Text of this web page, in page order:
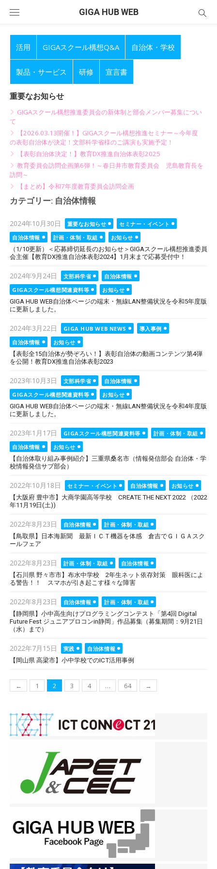
GIGA HUB WEB
活用 GIGAスクール構想Q&A 自治体・学校
製品・サービス 研修 宣言書
重要なお知らせ
GIGAスクール構想推進委員会の新体制と部会メンバー募集につい
て
【2026.03.13開催！】GIGAスクール構想推進セミナー～今年度
の表彰自治体が決定！文部科学省様のご講演も実施予定！
【表彰自治体決定！】教育DX推進自治体表彰2025
教育委員会訪問企画第6弾！～春日井市教育委員会 児島教育長を
訪問～
【まとめ】令和7年度教育委員会訪問企画
カテゴリー: 自治体情報
Posted
on
2024年10月30日 重要なお知らせ
セミナー・イベント
自治体情報
計画・体制・取組
お知らせ
（1/10更新）＜応募締切延長のお知らせ＞GIGAスクール構想推進委員
会主催【教育DX推進自治体表彰2024】1月末まで応募受付中！
Posted
on
2024年9月24日 文部科学省
自治体情報
GIGAスクール構想関連資料等
お知らせ
GIGA HUB WEB自治体ページの端末・無線LAN整備状況を令和5年度版
に更新しました。
Posted
on
2024年3月22日 GIGA HUB WEB NEWS
導入事例
自治体情報
お知らせ
【表彰全15自治体が勢ぞろい！】表彰自治体の動画コンテンツ第4弾
を公開！教育DX推進自治体表彰2023
Posted
on
2023年10月3日 文部科学省
自治体情報
GIGAスクール構想関連資料等
お知らせ
GIGA HUB WEB自治体ページの端末・無線LAN整備状況を令和4年度版
に更新しました。
Posted
on
2023年1月17日 GIGAスクール構想関連資料等
計画・体制・取組
自治体情報
お知らせ
【自治体取り組み事例紹介】三重県桑名市（情報発信部会 自治体・学
校情報発信サブ部会）
Posted
on
2022年10月18日 セミナー・イベント 自治体情報
お知らせ
【大阪府 豊中市】大商学園高等学校 CREATE THE NEXT 2022 （2022
年11月19日(土))
Posted
on
2022年8月23日 自治体情報
計画・体制・取組
【鳥取県】日本海新聞 最新ＩＣＴ機器を体感 倉吉でＧＩＧＡスク
ールフェア
Posted
on
2022年8月23日 計画・体制・取組
自治体情報
【石川県 野々市市】布水中学校 2年生ネット依存対策 眼科医によ
る警告！！ スマホが引き起こす様々な障害
Posted
on
2022年8月23日 自治体情報
計画・体制・取組
【静岡県】小中高生向けプログラミングコンテスト「第4回 Digital
Future Fest ジュニアプロコンin静岡」作品募集（募集期間：9月21日
（水）まで）
Posted
on
2022年7月15日 実践
自治体情報
【岡山県 高梁市】小中学校でのICT活用事例
投
ナ
ビ
ゲ
ョ
← 1 2 3 4 … 64 →